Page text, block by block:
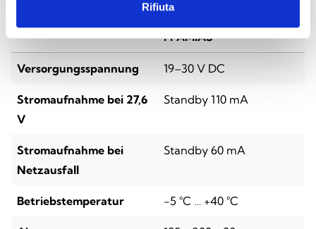
Rifiuta
FPAMIAS
Versorgungsspannung 19–30 V DC
Stromaufnahme bei 27,6
V
Standby 110 mA
Stromaufnahme bei
Netzausfall
Standby 60 mA
Betriebstemperatur -5 °C … +40 °C